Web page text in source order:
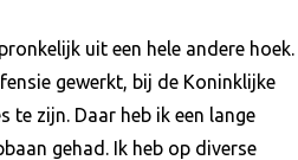
uit een hele andere hoek.
gewerkt, bij de Koninklijke
te zijn. Daar heb ik een lange
gehad. Ik heb op diverse